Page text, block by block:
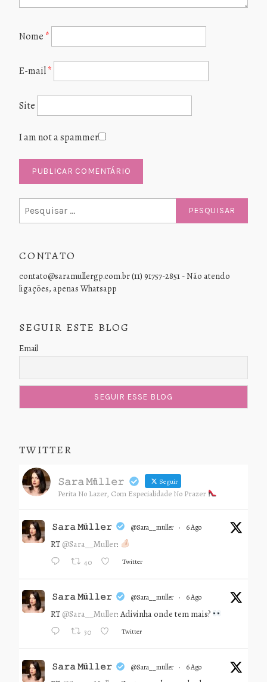
Nome *
E-mail*
Site
I am not a spammer
por:
CONTATO
contato@saramullergp.com.br (11) 91757-2851 - Não atendo
ligações, apenas Whatsapp
SEGUIR ESTE BLOG
Email
TWITTER
𝚂𝚊𝚛𝚊 𝙼ü𝚕𝚕𝚎𝚛 Seguir
Perita No Lazer, Com Especialidade No Prazer
𝚂𝚊𝚛𝚊 𝙼ü𝚕𝚕𝚎𝚛 @sara__muller · 6 Ago
RT @Sara__Muller:
40 Twitter
𝚂𝚊𝚛𝚊 𝙼ü𝚕𝚕𝚎𝚛 @sara__muller · 6 Ago
RT @Sara__Muller: Adivinha onde tem mais?
30 Twitter
𝚂𝚊𝚛𝚊 𝙼ü𝚕𝚕𝚎𝚛 @sara__muller · 6 Ago